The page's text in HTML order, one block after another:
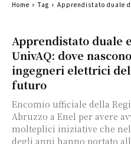
Apprendistato duale
UnivAQ: dove
ingegneri elettrici del
futuro
Encomio ufficiale della
Abruzzo a Enel per avere
molteplici iniziative che
degli anni hanno portato
Home Tag Apprendistato duale